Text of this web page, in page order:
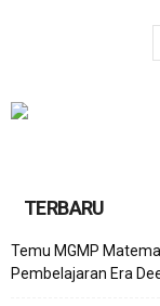
TERBARU
Temu MGMP
Pembelajaran Era